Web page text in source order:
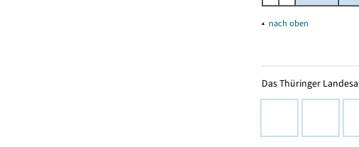
▴ nach oben
Das Thüringer